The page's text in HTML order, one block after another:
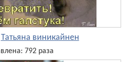
Татьяна виникайнен
792 раза